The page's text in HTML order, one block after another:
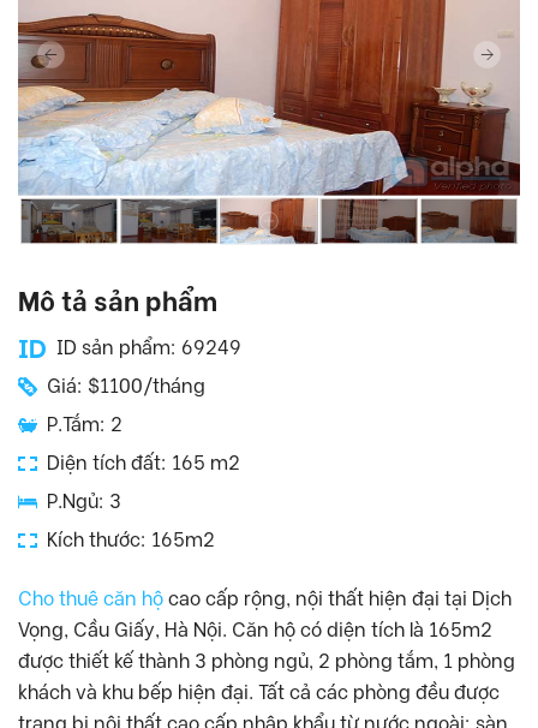
Mô tả sản phẩm
ID sản phẩm: 69249
Giá: $1100/tháng
P.Tắm: 2
Diện tích đất: 165 m2
P.Ngủ: 3
Kích thước: 165m2
Cho thuê căn hộ cao cấp rộng, nội thất hiện đại tại Dịch
Vọng, Cầu Giấy, Hà Nội. Căn hộ có diện tích là 165m2
được thiết kế thành 3 phòng ngủ, 2 phòng tắm, 1 phòng
khách và khu bếp hiện đại. Tất cả các phòng đều được